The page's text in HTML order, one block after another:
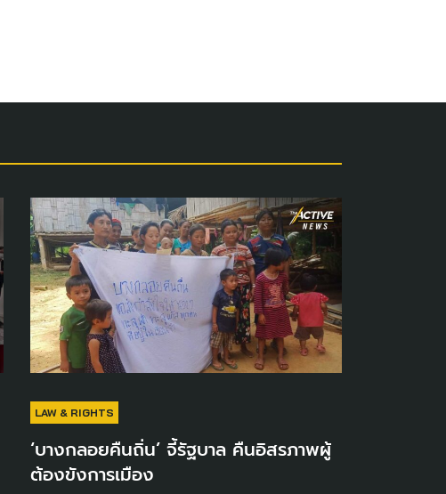
LAW & RIGHTS
‘บางกลอยคืนถิ่น’ จี้รัฐบาล คืนอิสรภาพผู้
ต้องขังการเมือง